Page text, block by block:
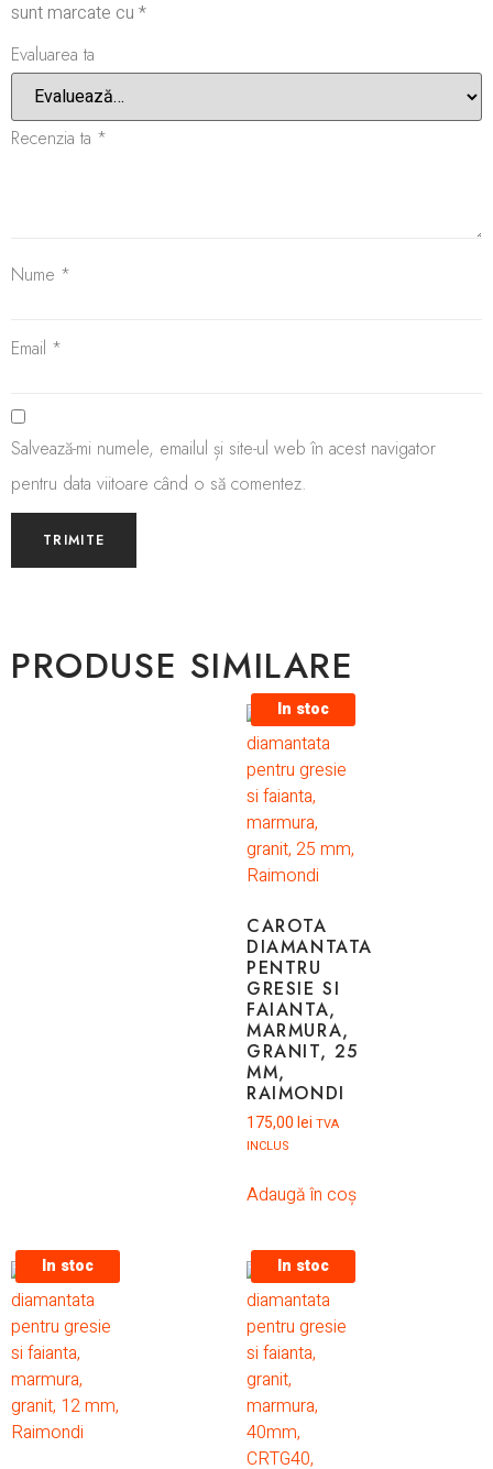
sunt marcate cu *
Evaluarea ta
Recenzia ta *
Nume *
Email *
Salvează-mi numele, emailul și site-ul web în acest navigator
pentru data viitoare când o să comentez.
PRODUSE SIMILARE
In stoc
CAROTA
DIAMANTATA
PENTRU
GRESIE SI
FAIANTA,
MARMURA,
GRANIT, 25
MM,
RAIMONDI
175,00 lei TVA
INCLUS
Adaugă în coș
In stoc In stoc